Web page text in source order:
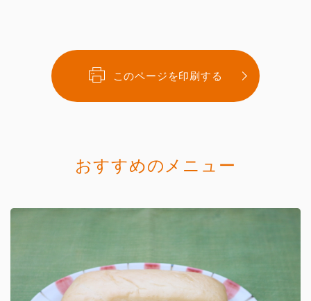
このページを印刷する
おすすめのメニュー